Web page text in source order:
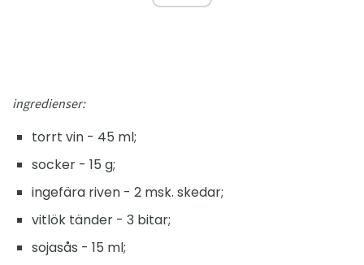
ingredienser:
torrt vin - 45 ml;
socker - 15 g;
ingefära riven - 2 msk. skedar;
vitlök tänder - 3 bitar;
sojasås - 15 ml;